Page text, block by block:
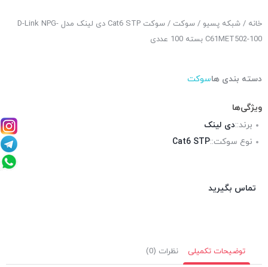
خانه / شبکه پسیو / سوکت
/ سوکت Cat6 STP دی لینک مدل D-Link NPG-
C61MET502-100 بسته 100 عددی
دسته بندی هاسوکت
ویژگی‌ها
برند::دی لینک
نوع سوکت::Cat6 STP
تماس بگیرید
توضیحات تکمیلی نظرات (0)